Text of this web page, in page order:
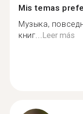
Mis temas
Музыка,
книг...Leer más